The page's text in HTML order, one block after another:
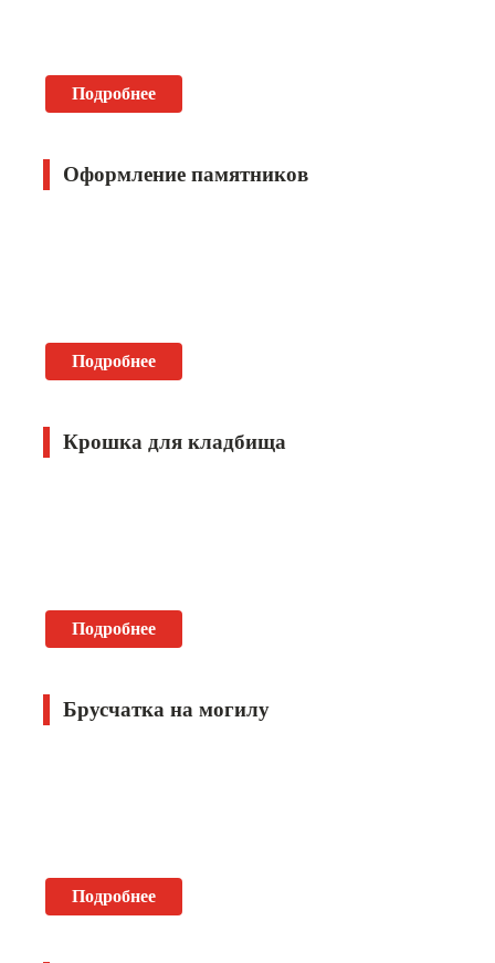
Подробнее
Оформление памятников
Подробнее
Крошка для кладбища
Подробнее
Брусчатка на могилу
Подробнее